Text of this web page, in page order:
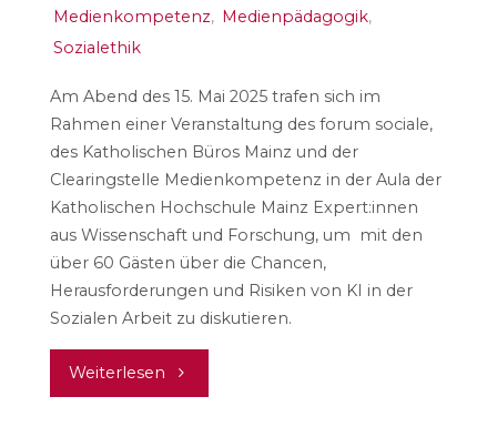
Medienkompetenz, Medienpädagogik,
Sozialethik
Am Abend des 15. Mai 2025 trafen sich im
Rahmen einer Veranstaltung des forum sociale,
des Katholischen Büros Mainz und der
Clearingstelle Medienkompetenz in der Aula der
Katholischen Hochschule Mainz Expert:innen
aus Wissenschaft und Forschung, um mit den
über 60 Gästen über die Chancen,
Herausforderungen und Risiken von KI in der
Sozialen Arbeit zu diskutieren.
Weiterlesen "Symposium